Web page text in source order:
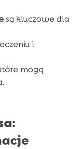
psa
dla psów z
psu
są kluczowe dla
i
mogą